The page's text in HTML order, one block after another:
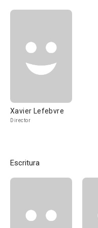
Xavier Lefebvre
Director
Escritura